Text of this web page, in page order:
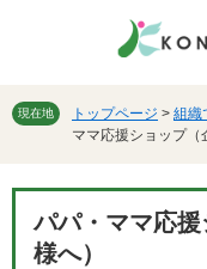
先
す。
を
し
現在地 トップページ > 組織
ママ応援ショップ（
パパ・ママ応
様へ）